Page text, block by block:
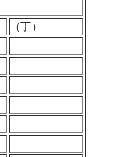
（丁）